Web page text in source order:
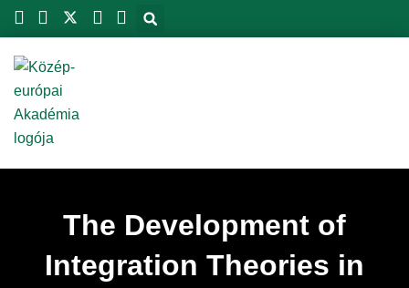
Skip
to
content
The Development of
Integration Theories in